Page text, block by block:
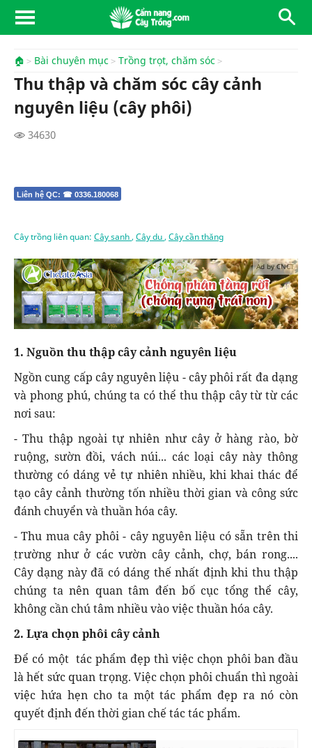
🏠 Bài chuyên mục Trồng trọt, chăm sóc
Thu thập và chăm sóc cây cảnh
nguyên liệu (cây phôi)
34630
Liên hệ QC: ☎ 0336.180068
Cây trồng liên quan: Cây sanh, Cây du, Cây cần thăng
Ad by CNCT
1. Nguồn thu thập cây cảnh nguyên liệu
Ngồn cung cấp cây nguyên liệu - cây phôi rất đa dạng
và phong phú, chúng ta có thể thu thập cây từ từ các
nơi sau:
- Thu thập ngoài tự nhiên như cây ở hàng rào, bờ
ruộng, sườn đồi, vách núi... các loại cây này thông
thường có dáng vẻ tự nhiên nhiều, khi khai thác để
tạo cây cảnh thường tốn nhiều thời gian và công sức
đánh chuyển và thuần hóa cây.
- Thu mua cây phôi - cây nguyên liệu có sẵn trên thi
̣trường như ở các vườn cây cảnh, chợ, bán rong....
Cây dạng này đã có dáng thế nhất định khi thu thập
chúng ta nên quan tâm đến bố cục tổng thể cây,
không cần chú tâm nhiều vào việc thuần hóa cây.
2. Lựa chọn phôi cây cảnh
Để có một tác phẩm đẹp thì việc chọn phôi ban đầu
là hết sức quan trọng. Việc chọn phôi chuẩn thì ngoài
việc hứa hẹn cho ta một tác phẩm đẹp ra nó còn
quyết định đến thời gian chế tác tác phẩm.